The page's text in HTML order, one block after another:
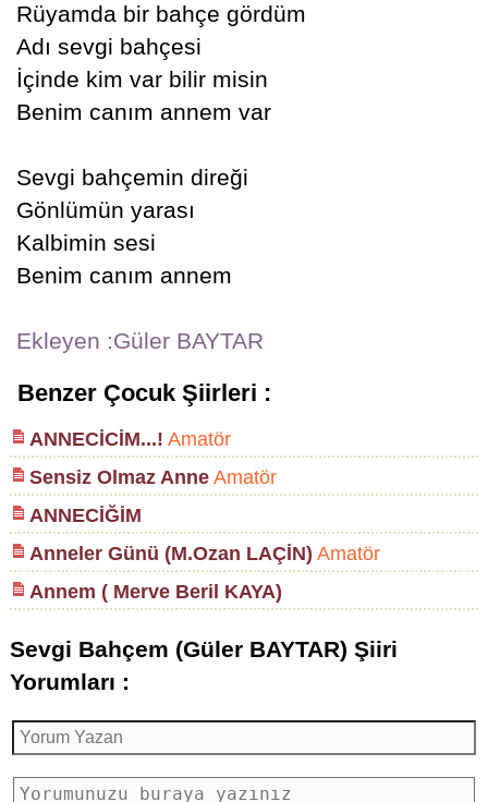
Rüyamda bir bahçe gördüm
Adı sevgi bahçesi
İçinde kim var bilir misin
Benim canım annem var
Sevgi bahçemin direği
Gönlümün yarası
Kalbimin sesi
Benim canım annem
Ekleyen :Güler BAYTAR
Benzer Çocuk Şiirleri :
ANNECİCİM...! Amatör
Sensiz Olmaz AnneAmatör
ANNECİĞİM
Anneler Günü (M.Ozan LAÇİN) Amatör
Annem ( Merve Beril KAYA)
Sevgi Bahçem (Güler BAYTAR) Şiiri
Yorumları :